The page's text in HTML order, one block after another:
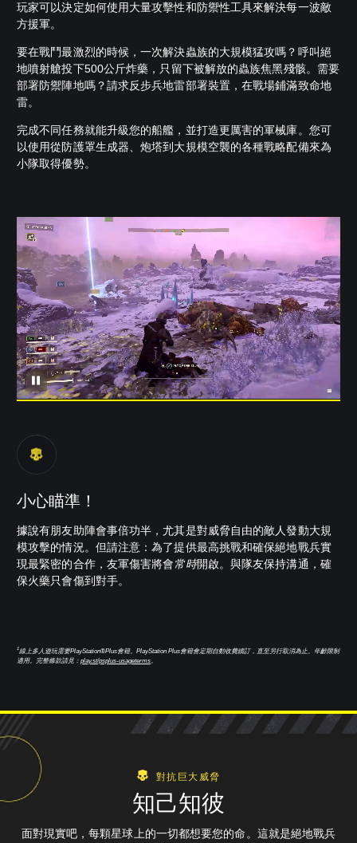
玩家可以決定如何使用大量攻擊性和防禦性工具來解決每一波敵
方援軍。
要在戰鬥最激烈的時候，一次解決蟲族的大規模猛攻嗎？呼叫絕
地噴射艙投下500公斤炸藥，只留下被解放的蟲族焦黑殘骸。需要
部署防禦陣地嗎？請求反步兵地雷部署裝置，在戰場鋪滿致命地
雷。
完成不同任務就能升級您的船艦，並打造更厲害的軍械庫。您可
以使用從防護罩生成器、炮塔到大規模空襲的各種戰略配備來為
小隊取得優勢。
小心瞄準！
據說有朋友助陣會事倍功半，尤其是對威脅自由的敵人發動大規
模攻擊的情況。但請注意：為了提供最高挑戰和確保絕地戰兵實
現最緊密的合作，友軍傷害將會常時開啟。與隊友保持溝通，確
保火藥只會傷到對手。
1線上多人遊玩需要PlayStation®Plus會籍。PlayStation Plus會籍會定期自動收費續訂，直至另行取消為止。年齡限制
適用。完整條款請見： play.st/psplus-usageterms。
對抗巨大威脅
知己知彼
面對現實吧，每顆星球上的一切都想要您的命。這就是絕地戰兵